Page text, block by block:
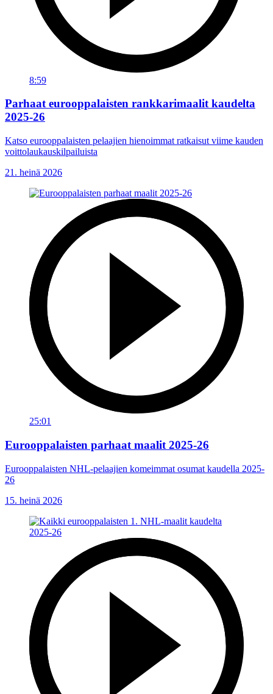
8:59
Parhaat eurooppalaisten rankkarimaalit kaudelta
2025-26
Katso eurooppalaisten pelaajien hienoimmat ratkaisut viime kauden
voittolaukauskilpailuista
21. heinä 2026
25:01
Eurooppalaisten parhaat maalit 2025-26
Eurooppalaisten NHL-pelaajien komeimmat osumat kaudella 2025-
26
15. heinä 2026